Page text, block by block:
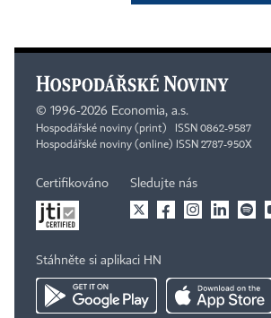
© 1996-2026 Economia, a.s.
Hospodářské noviny (print) ISSN 0862-9587
Hospodářské noviny (online) ISSN 2787-950X
Certifikováno Sledujte nás
Stáhněte si aplikaci HN